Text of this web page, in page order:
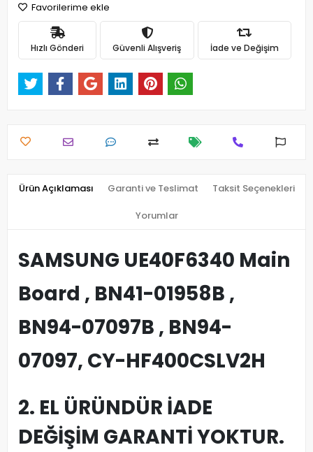
Favorilerime ekle
Hızlı Gönderi Güvenli Alışveriş İade ve Değişim
Ürün Açıklaması Garanti ve Teslimat Taksit Seçenekleri
Yorumlar
SAMSUNG UE40F6340 Main
Board , BN41-01958B ,
BN94-07097B , BN94-
07097, CY-HF400CSLV2H
2. EL ÜRÜNDÜR İADE
DEĞİŞİM GARANTİ YOKTUR.